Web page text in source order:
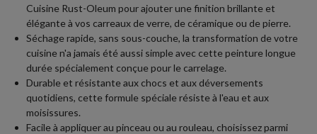
Cuisine Rust-Oleum pour ajouter une finition brillante et
élégante à vos carreaux de verre, de céramique ou de pierre.
Séchage rapide, sans sous-couche, la transformation de votre
cuisine n'a jamais été aussi simple avec cette peinture longue
durée spécialement conçue pour le carrelage.
Durable et résistante aux chocs et aux déversements
quotidiens, cette formule spéciale résiste à l'eau et aux
moisissures.
Facile à appliquer au pinceau ou au rouleau, choisissez parmi